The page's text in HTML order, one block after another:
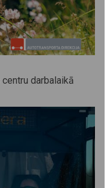
darbalaikā